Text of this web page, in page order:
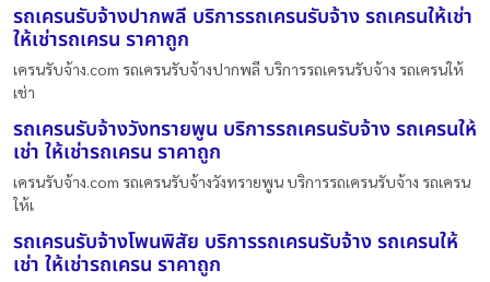
รถเครนรับจ้างปากพลี บริการรถเครนรับจ้าง รถเครนให้เช่า
ให้เช่ารถเครน ราคาถูก
เครนรับจ้าง.com รถเครนรับจ้างปากพลี บริการรถเครนรับจ้าง รถเครนให้
เช่า
รถเครนรับจ้างวังทรายพูน บริการรถเครนรับจ้าง รถเครนให้
เช่า ให้เช่ารถเครน ราคาถูก
เครนรับจ้าง.com รถเครนรับจ้างวังทรายพูน บริการรถเครนรับจ้าง รถเครน
ให้เ
รถเครนรับจ้างโพนพิสัย บริการรถเครนรับจ้าง รถเครนให้
เช่า ให้เช่ารถเครน ราคาถูก